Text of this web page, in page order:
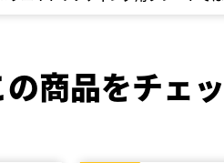
の商品をチェ